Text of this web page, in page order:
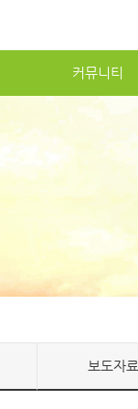
커뮤니티
보도자료